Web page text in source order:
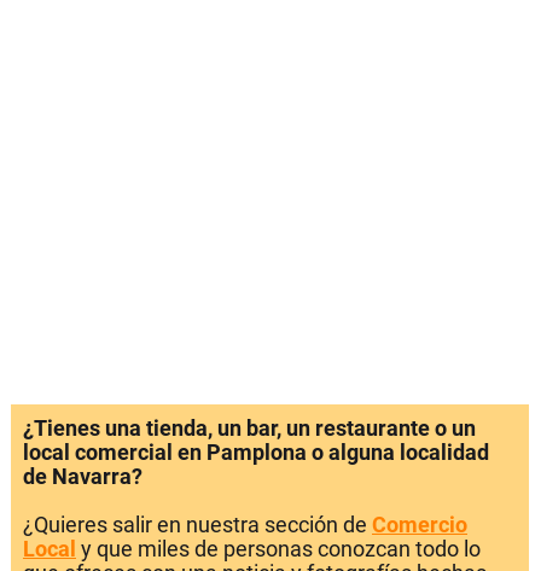
¿Tienes una tienda, un bar, un restaurante o un
local comercial en Pamplona o alguna localidad
de Navarra?
¿Quieres salir en nuestra sección de Comercio
Local y que miles de personas conozcan todo lo